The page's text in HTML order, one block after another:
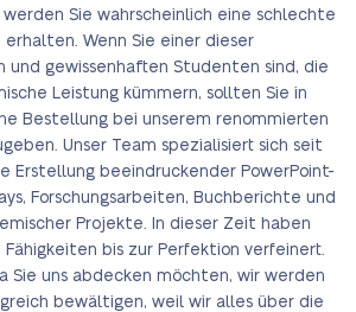
Sie wahrscheinlich eine schlechte
Wenn Sie einer dieser
und gewissenhaften Studenten sind, die
Leistung kümmern, sollten Sie in
Bestellung bei unserem renommierten
Unser Team spezialisiert sich seit
Erstellung beeindruckender PowerPoint-
Forschungsarbeiten, Buchberichte und
Projekte. In dieser Zeit haben
bis zur Perfektion verfeinert.
Sie uns abdecken möchten, wir werden
bewältigen, weil wir alles über die